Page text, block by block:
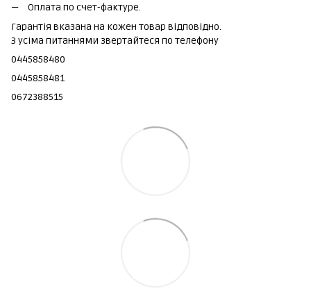
Оплата по счет-фактуре.
Гарантія вказана на кожен товар відповідно.
З усіма питаннями звертайтеся по телефону
0445858480
0445858481
0672388515